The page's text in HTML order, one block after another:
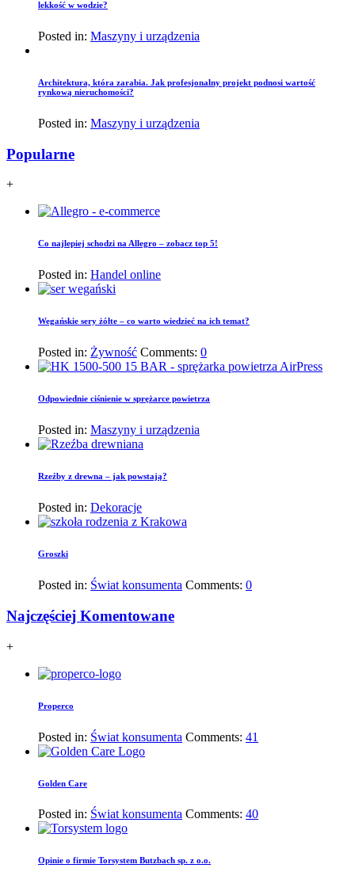
lekkość w wodzie?
Posted in: Maszyny i urządzenia
Architektura, która zarabia. Jak profesjonalny projekt podnosi wartość
rynkową nieruchomości?
Posted in: Maszyny i urządzenia
Popularne
+
Co najlepiej schodzi na Allegro – zobacz top 5!
Posted in: Handel online
Wegańskie sery żółte – co warto wiedzieć na ich temat?
Posted in: Żywność Comments: 0
Odpowiednie ciśnienie w sprężarce powietrza
Posted in: Maszyny i urządzenia
Rzeźby z drewna – jak powstają?
Posted in: Dekoracje
Groszki
Posted in: Świat konsumenta Comments: 0
Najczęściej Komentowane
+
Properco
Posted in: Świat konsumenta Comments: 41
Golden Care
Posted in: Świat konsumenta Comments: 40
Opinie o firmie Torsystem Butzbach sp. z o.o.